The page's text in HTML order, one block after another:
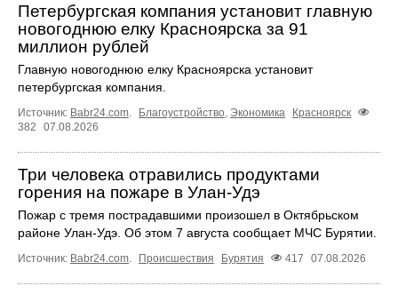
Петербургская компания установит главную
новогоднюю елку Красноярска за 91
миллион рублей
Главную новогоднюю елку Красноярска установит
петербургская компания.
Источник: Babr24.com. Благоустройство, Экономика
Красноярск
382
07.08.2026
Три человека отравились продуктами
горения на пожаре в Улан-Удэ
Пожар с тремя пострадавшими произошел в Октябрьском
районе Улан-Удэ. Об этом 7 августа сообщает МЧС Бурятии.
Источник: Babr24.com. Происшествия Бурятия 417 07.08.2026